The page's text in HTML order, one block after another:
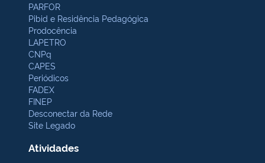
PARFOR
Pibid e Residência Pedagógica
Prodocência
LAPETRO
CNPq
CAPES
Periódicos
FADEX
FINEP
Desconectar da Rede
Site Legado
Atividades